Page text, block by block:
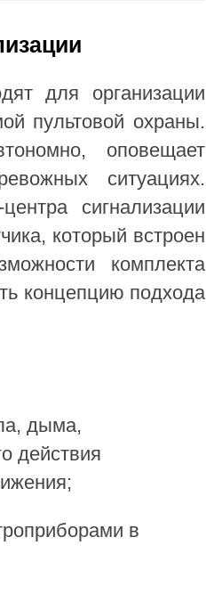
для организации
пультовой охраны.
оповещает
ситуациях.
сигнализации
который встроен
комплекта
концепцию подхода
дыма,
действия
в